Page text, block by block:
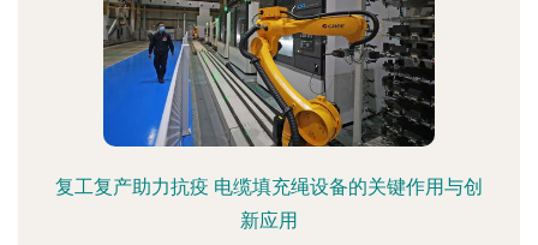
复工复产助力抗疫 电缆填充绳设备的关键作用与创
新应用